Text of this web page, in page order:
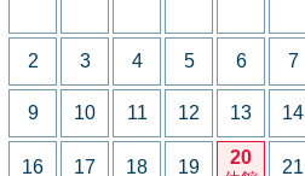
2 3 4 5 6 7
9 10 11 12 13 14
16 17 18 19 20 21